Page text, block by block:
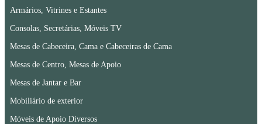
Armários, Vitrines e Estantes
Consolas, Secretárias, Móveis TV
Mesas de Cabeceira, Cama e Cabeceiras de Cama
Mesas de Centro, Mesas de Apoio
Mesas de Jantar e Bar
Mobiliário de exterior
Móveis de Apoio Diversos